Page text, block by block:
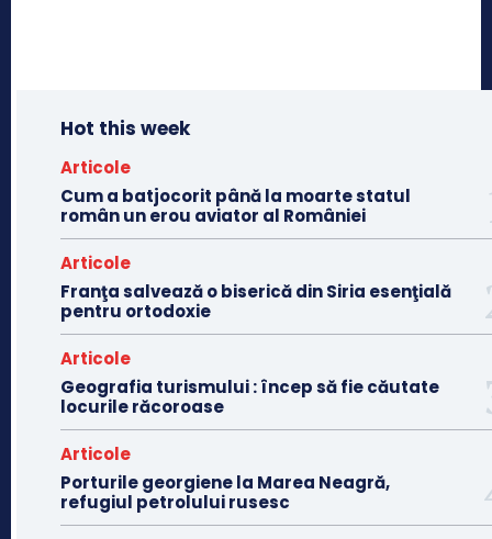
Hot this week
Articole
Cum a batjocorit până la moarte statul
român un erou aviator al României
Articole
Franţa salvează o biserică din Siria esenţială
pentru ortodoxie
Articole
Geografia turismului : încep să fie căutate
locurile răcoroase
Articole
Porturile georgiene la Marea Neagră,
refugiul petrolului rusesc